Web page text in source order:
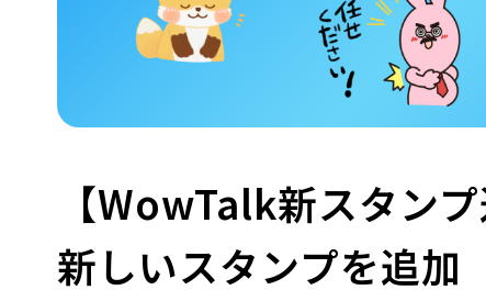
【WowTalk新スタン
新しいスタンプを追加